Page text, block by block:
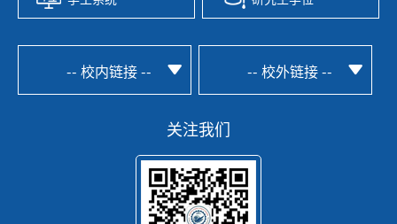
-- 校内链接 -- -- 校外链接 --
关注我们